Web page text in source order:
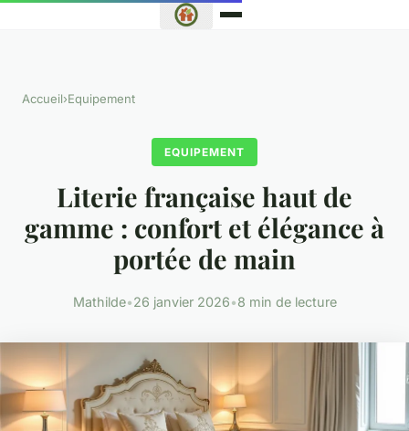
Accueil›Equipement
EQUIPEMENT
Literie française haut de
gamme : confort et élégance à
portée de main
Mathilde•26 janvier 2026•8 min de lecture